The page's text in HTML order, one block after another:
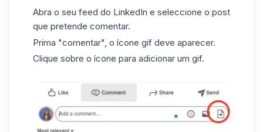
Abra o seu feed do LinkedIn e seleccione o post
que pretende comentar.
Prima "comentar", o ícone gif deve aparecer.
Clique sobre o ícone para adicionar um gif.